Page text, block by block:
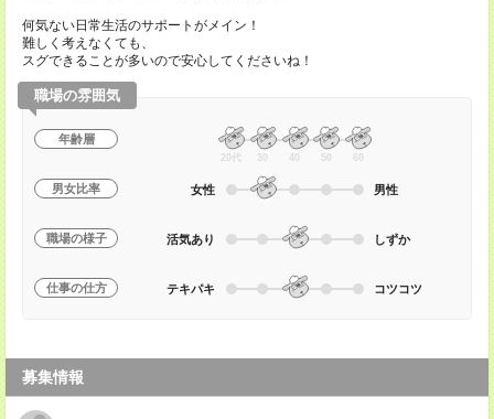
何気ない日常生活のサポートがメイン！
難しく考えなくても、
スグできることが多いので安心してくださいね！
職場の雰囲気
年齢層
20代 30 40 50 60
男女比率 女性 男性
職場の様子 活気あり しずか
仕事の仕方 テキパキ コツコツ
募集情報